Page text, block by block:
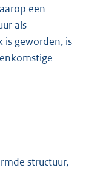
een
als
is geworden, is
structuur,